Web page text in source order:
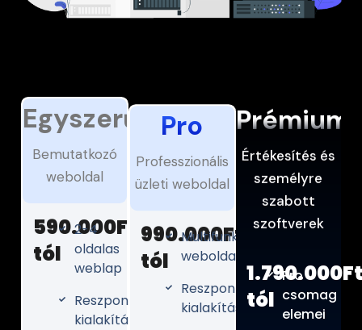
Egyszerű
Bemutatkozó
weboldal
590.000Ft-
tól
2-4
oldalas
weblap
Reszponzív
kialakítás
Pro
Professzionális
üzleti weboldal
990.000Ft-
tól
Multifunkciós
weboldal
Reszponzív
kialakítás
Prémium
Értékesítés és
személyre
szabott
szoftverek
tól
Pro
csomag
elemei